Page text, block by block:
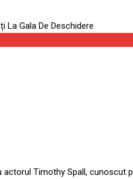
Timothy Spall, cunoscut